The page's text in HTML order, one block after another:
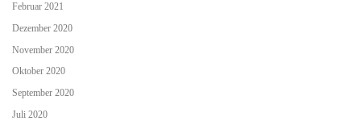
Februar 2021
Dezember 2020
November 2020
Oktober 2020
September 2020
Juli 2020